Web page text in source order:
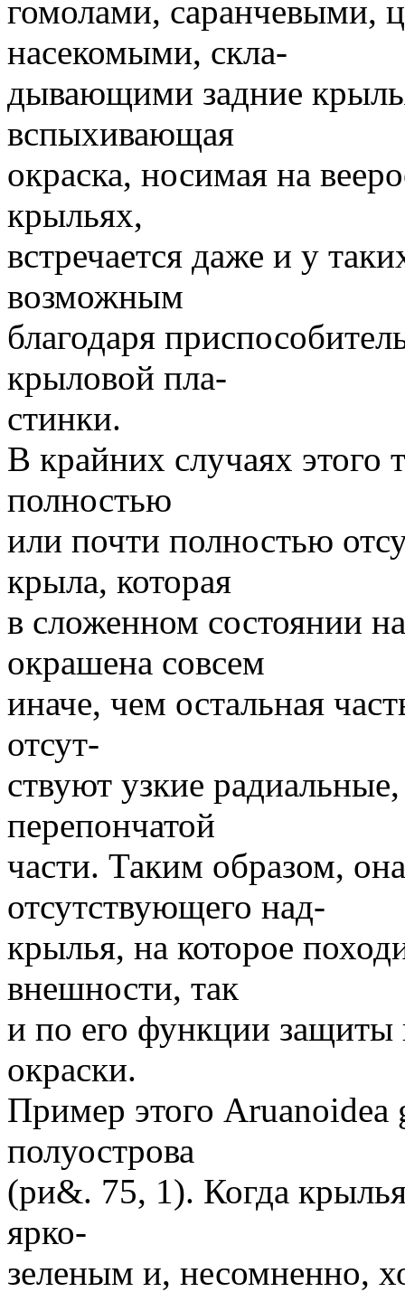
гомолами, саранчевыми,
насекомыми, скла-
дывающими задние
вспыхивающая
окраска, носимая на
крыльях,
встречается даже и у
возможным
благодаря
крыловой пла-
стинки.
В крайних случаях этого
полностью
или почти полностью
крыла, которая
в сложенном состоянии
окрашена совсем
иначе, чем остальная
отсут-
ствуют узкие
перепончатой
части. Таким образом,
отсутствующего над-
крылья, на которое
внешности, так
и по его функции защиты
окраски.
Пример этого Aruanoidea
полуострова
(ри&. 75, 1). Когда
ярко-
зеленым и, несомненно,